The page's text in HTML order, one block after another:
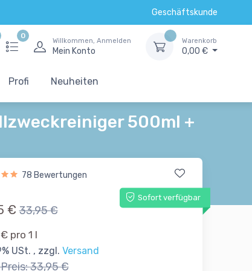
Geschäftskunde
0
Willkommen, Anmelden
Mein Konto
Warenkorb
0,00 €
Profi Neuheiten
500ml +
78 Bewertungen
Sofort verfügbar
€ 33,95 €
pro 1 l
USt. , zzgl. Versand
33,95 €